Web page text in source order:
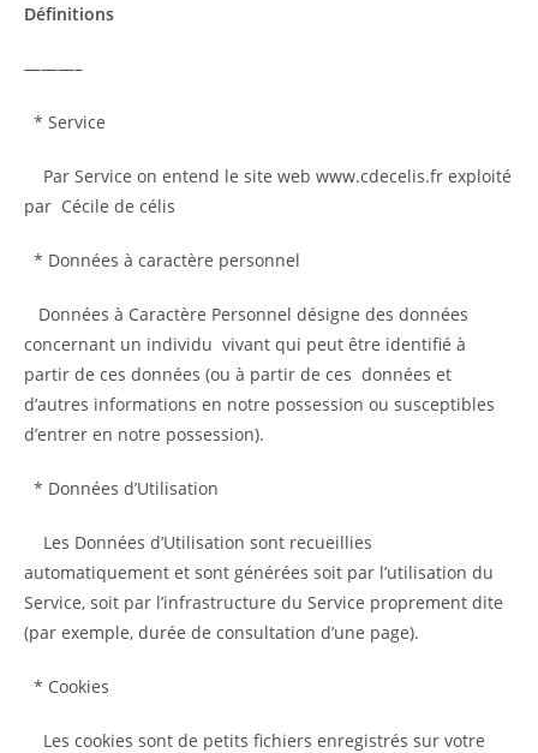
Définitions
———–
* Service
Par Service on entend le site web www.cdecelis.fr exploité
par Cécile de célis
* Données à caractère personnel
Données à Caractère Personnel désigne des données
concernant un individu vivant qui peut être identifié à
partir de ces données (ou à partir de ces données et
d’autres informations en notre possession ou susceptibles
d’entrer en notre possession).
* Données d’Utilisation
Les Données d’Utilisation sont recueillies
automatiquement et sont générées soit par l’utilisation du
Service, soit par l’infrastructure du Service proprement dite
(par exemple, durée de consultation d’une page).
* Cookies
Les cookies sont de petits fichiers enregistrés sur votre